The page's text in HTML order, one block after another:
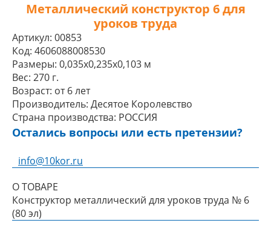
Металлический конструктор 6 для
уроков труда
Артикул: 00853
Код: 4606088008530
Размеры: 0,035x0,235x0,103 м
Вес: 270 г.
Возраст: от 6 лет
Производитель: Десятое Королевство
Страна производства: РОССИЯ
Остались вопросы или есть претензии?
info@10kor.ru
О ТОВАРЕ
Конструктор металлический для уроков труда № 6
(80 эл)